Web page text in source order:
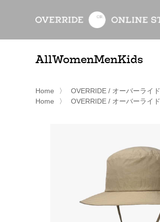
AllWomenMenKids
Home 〉 OVERRIDE / オーバーライド
Home
〉 OVERRIDE / オーバーライド